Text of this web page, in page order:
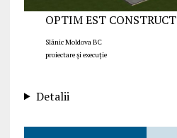
OPTIM EST CONSTRUCT
Slănic Moldova BC
proiectare și execuție
Detalii